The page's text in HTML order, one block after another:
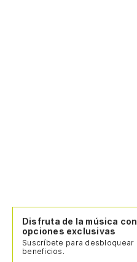
Disfruta de la música con
opciones exclusivas
Suscríbete para desbloquear
beneficios.